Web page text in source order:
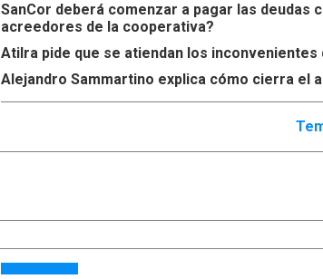
SanCor deberá comenzar a pagar las deudas
acreedores de la cooperativa?
Atilra pide que se atiendan los
Alejandro Sammartino explica cómo cierra el